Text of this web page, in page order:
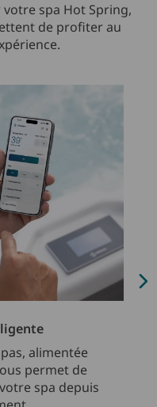
spa Hot Spring,
de profiter au
alimentée
permet de
spa depuis